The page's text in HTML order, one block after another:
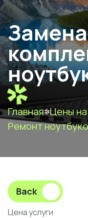
Замена
Главная Цены
Ремонт
Back
Цена услуги